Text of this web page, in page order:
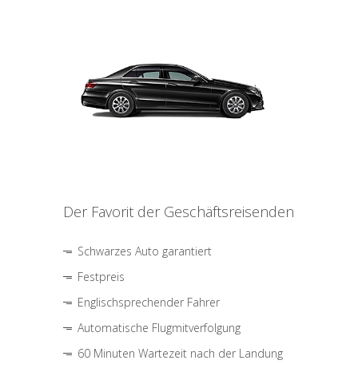
Der Favorit der Geschäftsreisenden
Schwarzes Auto garantiert
Festpreis
Englischsprechender Fahrer
Automatische Flugmitverfolgung
60 Minuten Wartezeit nach der Landung